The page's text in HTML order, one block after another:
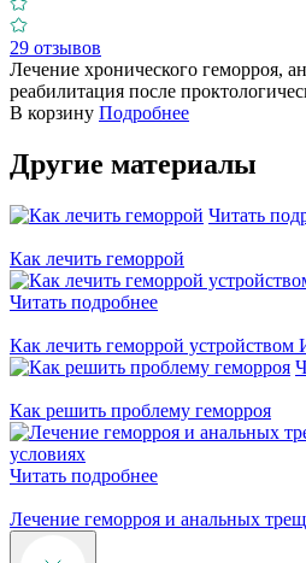
29 отзывов
Лечение хронического геморроя,
реабилитация после
В корзину Подробнее
Другие материалы
Читать
Как лечить геморрой
Читать подробнее
Как лечить геморрой
Как решить проблему геморроя
Читать подробнее
Лечение геморроя и анальных